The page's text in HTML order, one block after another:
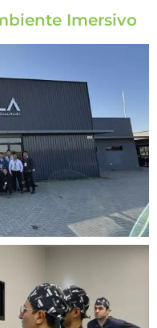
Imersivo